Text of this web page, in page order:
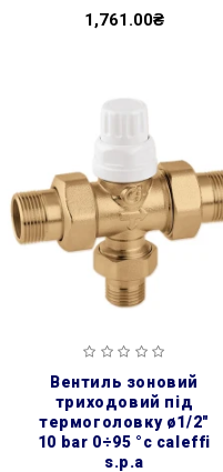
1,761.00₴
вентиль зоновий
триходовий під
термоголовку ø1/2″
10 bar 0÷95 °c caleffi
s.p.a